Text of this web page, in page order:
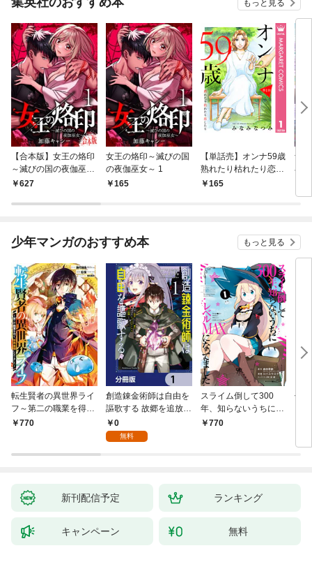
もっと見る
【合本版】女王の烙印
～滅びの国の夜伽巫女
～ 1627
女王の烙印～滅びの国
の夜伽巫女～ 1
165
【単話売】オンナ59歳
熟れたり枯れたり恋し
たり 1
165
予
小
う
少年マンガのおすすめ本 もっと見る
転生賢者の異世界ライ
フ～第二の職業を得
て、世界最強になりま
770
創造錬金術師は自由を
謳歌する 故郷を追放さ
れたら、魔王のお膝元
で超絶効果のマジック
0
無料
スライム倒して300
年、知らないうちにレ
ベルMAXになってまし
770
信
新刊配信予定 ランキング
キャンペーン 無料